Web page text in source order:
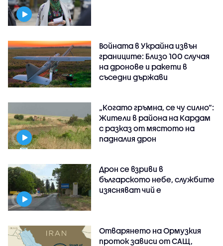
Войната в Украйна извън
границите: Близо 100 случая
на дронове и ракети в
съседни държави
„Когато гръмна, се чу силно“:
Жители в района на Кардам
с разказ от мястото на
падналия дрон
Дрон се взриви в
българското небе, службите
изясняват чий е
Отварянето на Ормузкия
проток зависи от САЩ,